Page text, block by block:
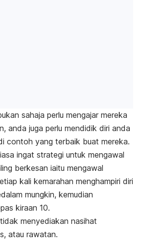
sahaja perlu mengajar mereka
anda juga perlu mendidik diri anda
contoh yang terbaik buat mereka.
ingat strategi untuk mengawal
berkesan iaitu mengawal
kali kemarahan menghampiri diri
mungkin, kemudian
kiraan 10.
tidak menyediakan nasihat
atau rawatan.